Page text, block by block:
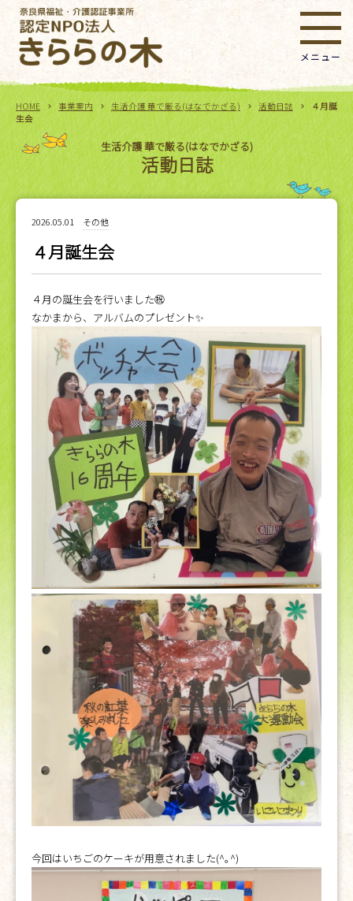
HOME 事業案内 生活介護 華で厳る(はなでかざる) 活動日誌
４月誕
生会
生活介護 華で厳る(はなでかざる)
活動日誌
2026.05.01 その他
４月誕生会
４月の誕生会を行いました㊗️
なかまから、アルバムのプレゼント✨
今回はいちごのケーキが用意されました(^｡^)